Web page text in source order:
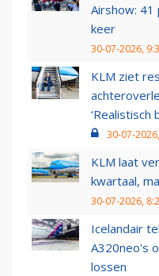
Airshow:
keer
30-07-2026,
KLM ziet
‘Realistisch
30-07-
KLM laat
kwartaal,
30-07-2026,
Icelandair
A320neo's
lossen